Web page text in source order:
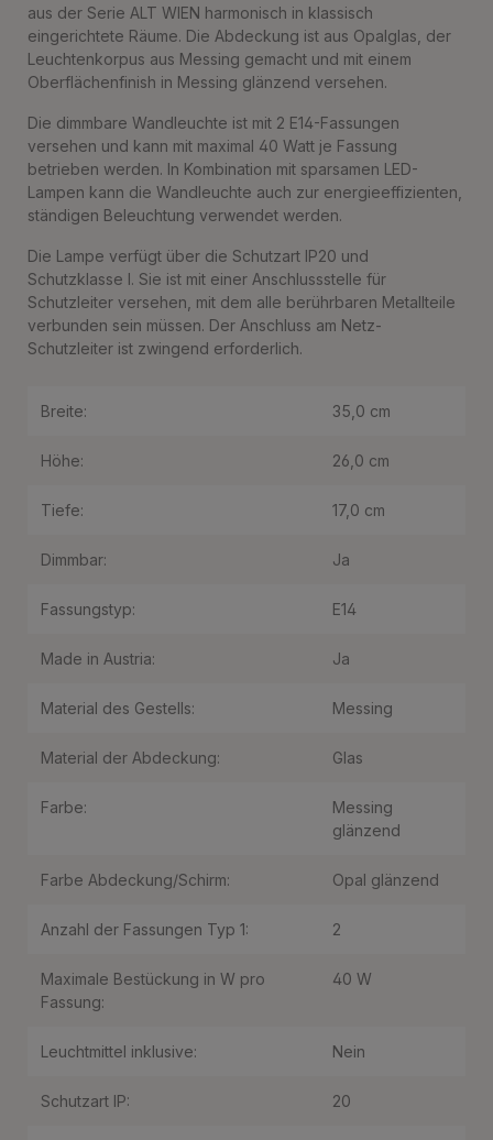
aus der Serie ALT WIEN harmonisch in klassisch
eingerichtete Räume. Die Abdeckung ist aus Opalglas, der
Leuchtenkorpus aus Messing gemacht und mit einem
Oberflächenfinish in Messing glänzend versehen.
Die dimmbare Wandleuchte ist mit 2 E14-Fassungen
versehen und kann mit maximal 40 Watt je Fassung
betrieben werden. In Kombination mit sparsamen LED-
Lampen kann die Wandleuchte auch zur energieeffizienten,
ständigen Beleuchtung verwendet werden.
Die Lampe verfügt über die Schutzart IP20 und
Schutzklasse I. Sie ist mit einer Anschlussstelle für
Schutzleiter versehen, mit dem alle berührbaren Metallteile
verbunden sein müssen. Der Anschluss am Netz-
Schutzleiter ist zwingend erforderlich.
Breite: 35,0 cm
Höhe: 26,0 cm
Tiefe: 17,0 cm
Dimmbar: Ja
Fassungstyp: E14
Made in Austria: Ja
Material des Gestells: Messing
Material der Abdeckung: Glas
Farbe:
Messing
glänzend
Farbe Abdeckung/Schirm: Opal glänzend
Anzahl der Fassungen Typ 1: 2
Maximale Bestückung in W pro
Fassung:
40 W
Leuchtmittel inklusive: Nein
Schutzart IP: 20